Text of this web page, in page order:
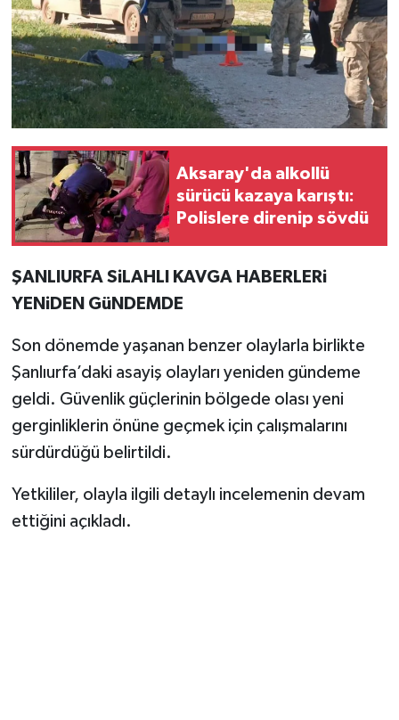
Aksaray'da alkollü
sürücü kazaya karıştı:
Polislere direnip sövdü
ŞANLIURFA SiLAHLI KAVGA HABERLERi
YENiDEN GüNDEMDE
Son dönemde yaşanan benzer olaylarla birlikte
Şanlıurfa’daki asayiş olayları yeniden gündeme
geldi. Güvenlik güçlerinin bölgede olası yeni
gerginliklerin önüne geçmek için çalışmalarını
sürdürdüğü belirtildi.
Yetkililer, olayla ilgili detaylı incelemenin devam
ettiğini açıkladı.